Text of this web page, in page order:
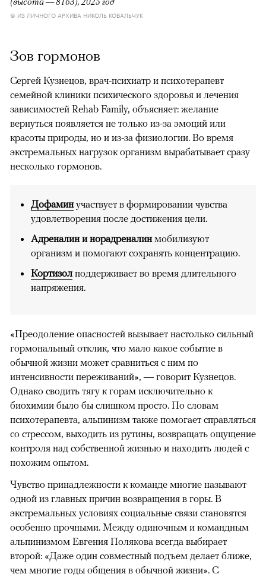
© ИЗ ЛИЧНОГО АРХИВА НИКОЛЬ КОВАЛЬЧУК
Зов гормонов
Сергей Кузнецов, врач-психиатр и психотерапевт
семейной клиники психического здоровья и лечения
зависимостей Rehab Family, объясняет: желание
вернуться появляется не только из-за эмоций или
красоты природы, но и из-за физиологии. Во время
экстремальных нагрузок организм вырабатывает сразу
несколько гормонов.
Дофаминучаствует в формировании чувства
удовлетворения после достижения цели.
Адреналин и норадреналинмобилизуют
организм и помогают сохранять концентрацию.
Кортизол поддерживает во время длительного
напряжения.
«Преодоление опасностей вызывает настолько сильный
гормональный отклик, что мало какое событие в
обычной жизни может сравниться с ним по
интенсивности переживаний», — говорит Кузнецов.
Однако сводить тягу к горам исключительно к
биохимии было бы слишком просто. По словам
психотерапевта, альпинизм также помогает справляться
со стрессом, выходить из рутины, возвращать ощущение
контроля над собственной жизнью и находить людей с
похожим опытом.
Чувство принадлежности к команде многие называют
одной из главных причин возвращения в горы. В
экстремальных условиях социальные связи становятся
особенно прочными. Между одиночным и командным
альпинизмом Евгения Полякова всегда выбирает
второй: «Даже один совместный подъем делает ближе,
чем многие годы общения в обычной жизни». С